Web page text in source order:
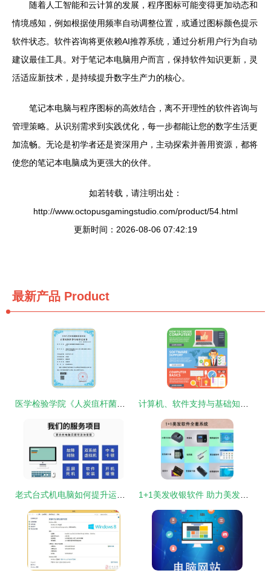
随着人工智能和云计算的发展，程序图标可能变得更加动态和
情境感知，例如根据使用频率自动调整位置，或通过图标颜色提示
软件状态。软件咨询将更依赖AI推荐系统，通过分析用户行为自动
建议最佳工具。对于笔记本电脑用户而言，保持软件知识更新，灵
活适应新技术，是持续提升数字生产力的核心。
笔记本电脑与程序图标的高效结合，离不开理性的软件咨询与
管理策略。从识别需求到实践优化，每一步都能让您的数字生活更
加流畅。无论是初学者还是资深用户，主动探索并善用资源，都将
使您的笔记本电脑成为更强大的伙伴。
如若转载，请注明出处：
http://www.octopusgamingstudio.com/product/54.html
更新时间：2026-08-06 07:42:19
最新产品 Product